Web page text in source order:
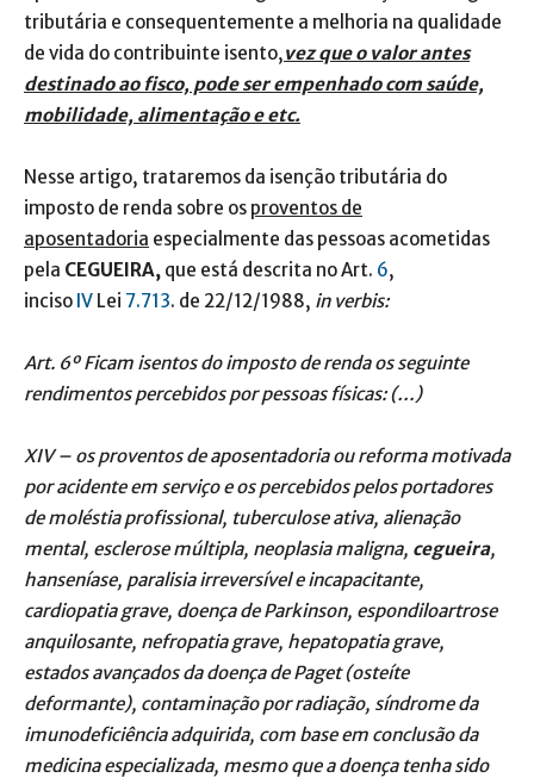
tributária e consequentemente a melhoria na qualidade
de vida do contribuinte isento,vez que o valor antes
destinado ao fisco, pode ser empenhado com saúde,
mobilidade, alimentação e etc.
Nesse artigo, trataremos da isenção tributária do
imposto de renda sobre os proventos de
aposentadoria especialmente das pessoas acometidas
pela CEGUEIRA, que está descrita no Art. 6,
inciso IV Lei 7.713. de 22/12/1988, in verbis:
Art. 6º Ficam isentos do imposto de renda os seguinte
rendimentos percebidos por pessoas físicas: (…)
XIV – os proventos de aposentadoria ou reforma motivada
por acidente em serviço e os percebidos pelos portadores
de moléstia profissional, tuberculose ativa, alienação
mental, esclerose múltipla, neoplasia maligna, cegueira,
hanseníase, paralisia irreversível e incapacitante,
cardiopatia grave, doença de Parkinson, espondiloartrose
anquilosante, nefropatia grave, hepatopatia grave,
estados avançados da doença de Paget (osteíte
deformante), contaminação por radiação, síndrome da
imunodeficiência adquirida, com base em conclusão da
medicina especializada, mesmo que a doença tenha sido